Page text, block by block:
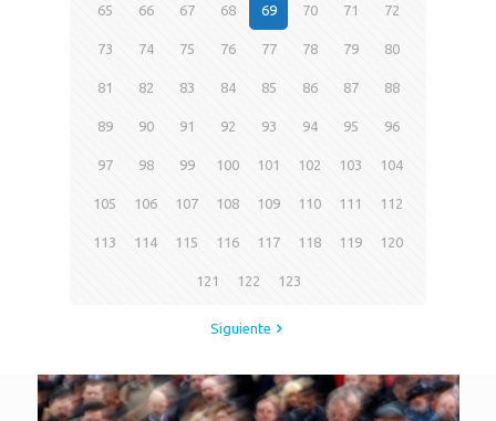
65 66 67 68 69 70 71 72
73 74 75 76 77 78 79 80
81 82 83 84 85 86 87 88
89 90 91 92 93 94 95 96
97 98 99 100 101 102 103 104
105 106 107 108 109 110 111 112
113 114 115 116 117 118 119 120
121 122 123
Siguiente